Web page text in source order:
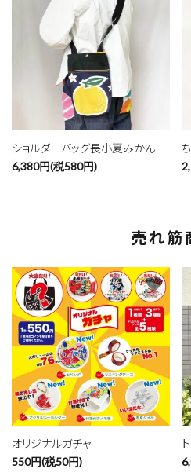
ショルダーバッグ長小夏みかん
6,380円(税580円)
売れ筋
オリジナルガチャ
550円(税50円)
favorite